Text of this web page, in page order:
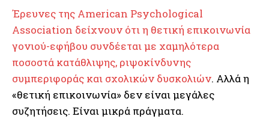
Έρευνες της American Psychological
Association δείχνουν ότι η θετική επικοινωνία
γονιού-εφήβου συνδέεται με χαμηλότερα
ποσοστά κατάθλιψης, ριψοκίνδυνης
συμπεριφοράς και σχολικών δυσκολιών. Αλλά η
«θετική επικοινωνία» δεν είναι μεγάλες
συζητήσεις. Είναι μικρά πράγματα.